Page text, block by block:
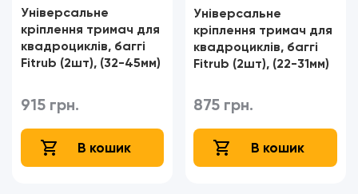
Універсальне
кріплення тримач для
квадроциклів, баггі
Fitrub (2шт), (32-45мм)
915 грн.
В кошик
Універсальне
кріплення тримач для
квадроциклів, баггі
Fitrub (2шт), (22-31мм)
875 грн.
В кошик